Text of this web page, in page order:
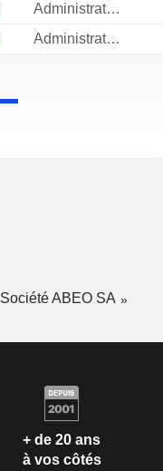
Administrateur
Administrateur
Société ABEO SA
+ de 20 ans
à vos côtés